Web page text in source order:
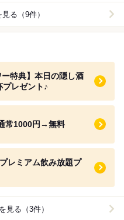
る（9件）
特典】本日の隠し酒
プレゼント♪
常1000円→無料
レミアム飲み放題プ
見る（3件）